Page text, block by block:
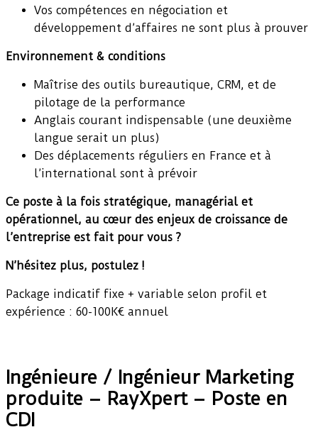
Vos compétences en négociation et
développement d’affaires ne sont plus à prouver
Environnement & conditions
Maîtrise des outils bureautique, CRM, et de
pilotage de la performance
Anglais courant indispensable (une deuxième
langue serait un plus)
Des déplacements réguliers en France et à
l’international sont à prévoir
Ce poste à la fois stratégique, managérial et
opérationnel, au cœur des enjeux de croissance de
l’entreprise est fait pour vous ?
N’hésitez plus, postulez !
Package indicatif fixe + variable selon profil et
expérience : 60-100K€ annuel
Ingénieure / Ingénieur Marketing
produite – RayXpert – Poste en
CDI